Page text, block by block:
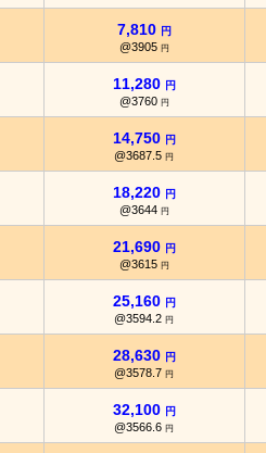
7,810 円
@3905 円
11,280 円
@3760 円
14,750 円
@3687.5円
18,220 円
@3644 円
21,690 円
@3615 円
25,160 円
@3594.2円
28,630 円
@3578.7円
32,100 円
@3566.6円